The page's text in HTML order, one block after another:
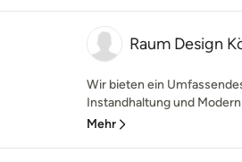
Raum Design
Wir bieten ein
Instandhaltung und
Mehr